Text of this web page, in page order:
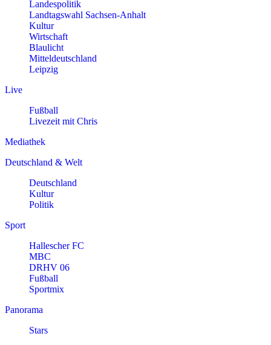
Landespolitik
Landtagswahl Sachsen-Anhalt
Kultur
Wirtschaft
Blaulicht
Mitteldeutschland
Leipzig
Live
Fußball
Livezeit mit Chris
Mediathek
Deutschland & Welt
Deutschland
Kultur
Politik
Sport
Hallescher FC
MBC
DRHV 06
Fußball
Sportmix
Panorama
Stars